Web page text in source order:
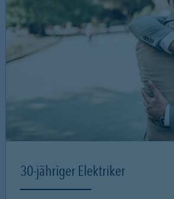
30-jähriger Elektriker